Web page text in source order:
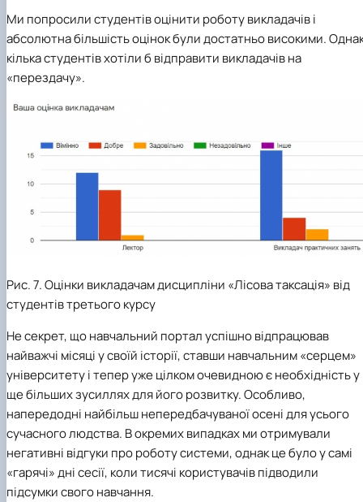
Ми попросили студентів оцінити роботу викладачів і
абсолютна більшість оцінок були достатньо високими.
кілька студентів хотіли б відправити викладачів на
«перездачу».
Рис. 7. Оцінки викладачам дисципліни «Лісова таксація» від
студентів третього курсу
Не секрет, що навчальний портал успішно відпрацював
найважчі місяці у своїй історії, ставши навчальним «серцем»
університету і тепер уже цілком очевидною є необхідність у
ще більших зусиллях для його розвитку. Особливо,
напередодні найбільш непередбачуваної осені для усього
сучасного людства. В окремих випадках ми отримували
негативні відгуки про роботу системи, однак це було у самі
«гарячі» дні сесії, коли тисячі користувачів підводили
підсумки свого навчання.